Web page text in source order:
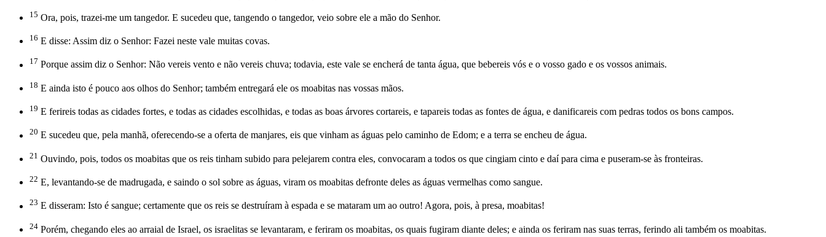
15 Ora, pois, trazei-me um tangedor. E sucedeu que, tangendo o tangedor, veio sobre ele a mão do Senhor.
16 E disse: Assim diz o Senhor: Fazei neste vale muitas covas.
17 Porque assim diz o Senhor: Não vereis vento e não vereis chuva; todavia, este vale se encherá de tanta água, que bebereis vós e o vosso gado e os vossos animais.
18 E ainda isto é pouco aos olhos do Senhor; também entregará ele os moabitas nas vossas mãos.
19 E ferireis todas as cidades fortes, e todas as cidades escolhidas, e todas as boas árvores cortareis, e tapareis todas as fontes de água, e danificareis com pedras todos os bons campos.
20 E sucedeu que, pela manhã, oferecendo-se a oferta de manjares, eis que vinham as águas pelo caminho de Edom; e a terra se encheu de água.
21 Ouvindo, pois, todos os moabitas que os reis tinham subido para pelejarem contra eles, convocaram a todos os que cingiam cinto e daí para cima e puseram-se às fronteiras.
22 E, levantando-se de madrugada, e saindo o sol sobre as águas, viram os moabitas defronte deles as águas vermelhas como sangue.
23 E disseram: Isto é sangue; certamente que os reis se destruíram à espada e se mataram um ao outro! Agora, pois, à presa, moabitas!
24 Porém, chegando eles ao arraial de Israel, os israelitas se levantaram, e feriram os moabitas, os quais fugiram diante deles; e ainda os feriram nas suas terras, ferindo ali também os moabitas.